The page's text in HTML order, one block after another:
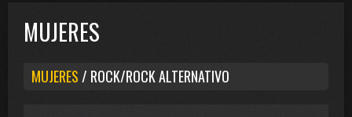
MUJERES
MUJERES / ROCK/ROCK ALTERNATIVO